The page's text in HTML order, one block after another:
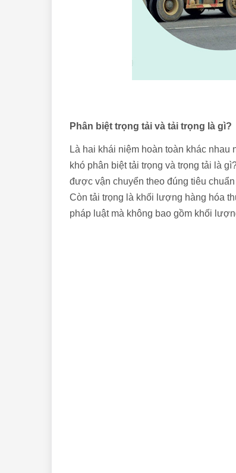
Phân biệt trọng tải và tải trọng là gì?
Là hai khái niệm hoàn toàn khác
khó phân biệt tải trọng và trọng tải là
được vận chuyển theo đúng tiêu
Còn tải trọng là khối lượng hàng hóa
pháp luật mà không bao gồm khối